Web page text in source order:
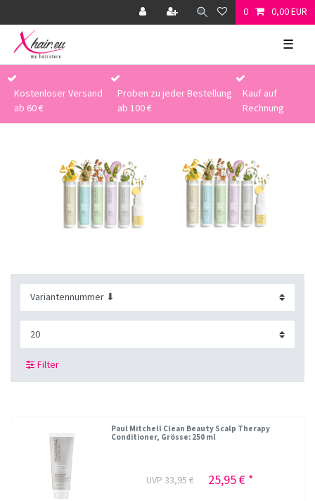
0 0,00 EUR
☰
Kostenloser Versand
ab 60 €
Proben zu jeder Bestellung
ab 100 €
Kauf auf
Rechnung
Filter
Paul Mitchell Clean Beauty Scalp Therapy
Conditioner, Grösse: 250 ml
UVP 33,95 € 25,95 € *